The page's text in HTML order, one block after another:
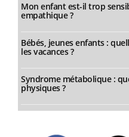
Mon enfant est-il trop
empathique ?
Bébés, jeunes enfants :
les vacances ?
Syndrome métabolique :
physiques ?